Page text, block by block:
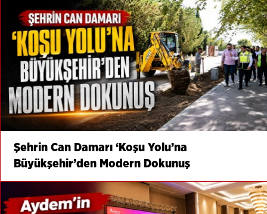
Şehrin Can Damarı ‘Koşu Yolu’na
Büyükşehir’den Modern Dokunuş